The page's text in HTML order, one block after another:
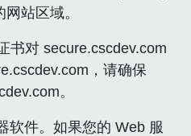
站区域。
书对 secure.cscdev.com
，请确保
。
软件。如果您的 Web 服